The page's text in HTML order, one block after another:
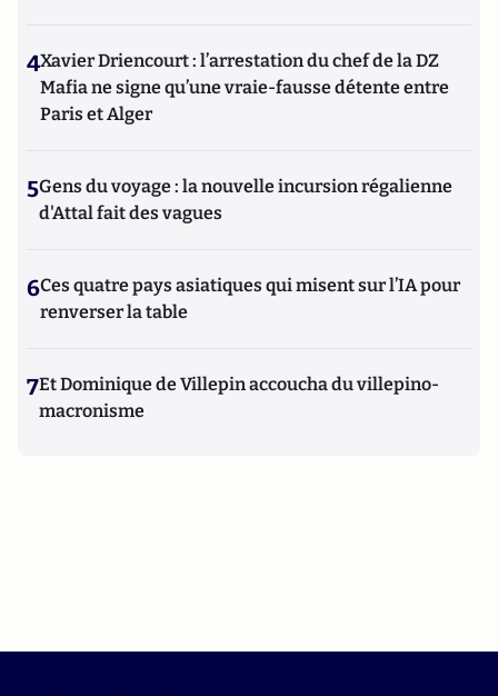
4Xavier Driencourt : l’arrestation du chef de la DZ
Mafia ne signe qu’une vraie-fausse détente entre
Paris et Alger
5Gens du voyage : la nouvelle incursion régalienne
d'Attal fait des vagues
6Ces quatre pays asiatiques qui misent sur l’IA pour
renverser la table
7Et Dominique de Villepin accoucha du villepino-
macronisme